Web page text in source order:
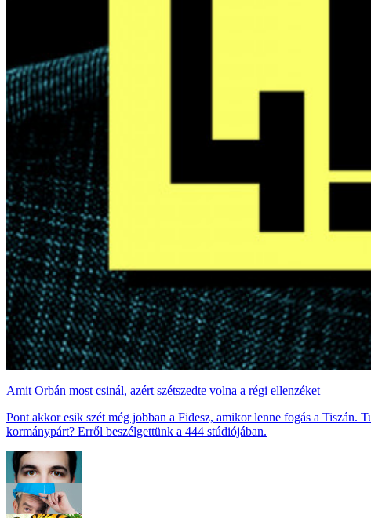
Amit Orbán most csinál, azért szétszedte volna a régi ellenzéket
Pont akkor esik szét még jobban a Fidesz, amikor lenne fogás a Tiszán.
kormánypárt? Erről beszélgettünk a 444 stúdiójában.